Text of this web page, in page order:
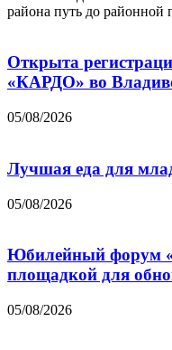
района путь до районной
Открыта
«КАРДО» во
05/08/2026
Лучшая еда для
05/08/2026
Юбилейный форум
площадкой для
05/08/2026